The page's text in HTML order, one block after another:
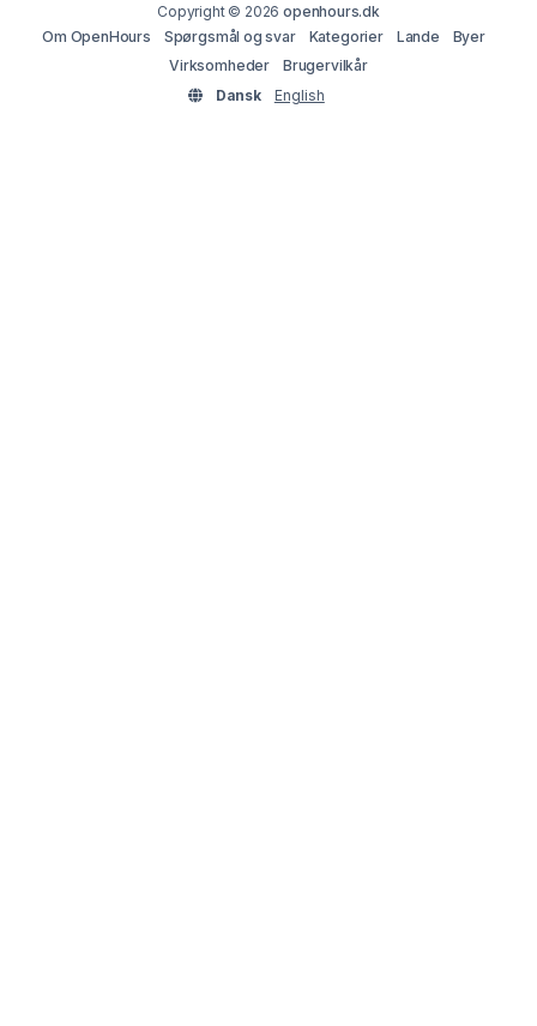
Copyright © 2026openhours.dk
Om OpenHours
Spørgsmål og svar Kategorier Lande
Byer
Virksomheder
Brugervilkår
Dansk
English